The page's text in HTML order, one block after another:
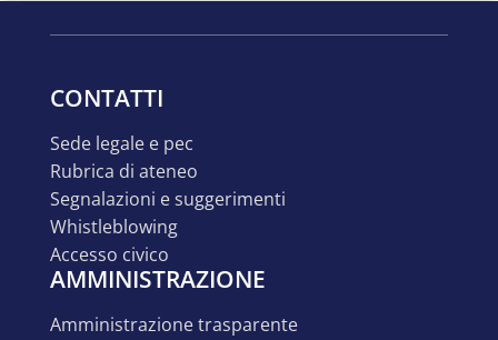
CONTATTI
sede legale e pec
rubrica di ateneo
segnalazioni e suggerimenti
whistleblowing
accesso civico
AMMINISTRAZIONE
amministrazione trasparente